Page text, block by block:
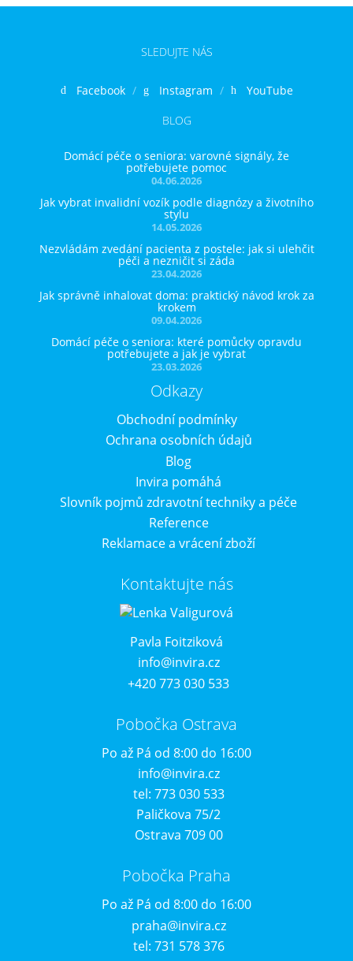
SLEDUJTE NÁS
Facebook Instagram
YouTube
BLOG
04.06.2026
Domácí péče o seniora: varovné signály, že
potřebujete pomoc
14.05.2026
Jak vybrat invalidní vozík podle diagnózy a životního
stylu
23.04.2026
Nezvládám zvedání pacienta z postele: jak si ulehčit
péči a nezničit si záda
09.04.2026
Jak správně inhalovat doma: praktický návod krok za
krokem
23.03.2026
Domácí péče o seniora: které pomůcky opravdu
potřebujete a jak je vybrat
Odkazy
Obchodní podmínky
Ochrana osobních údajů
Blog
Invira pomáhá
Slovník pojmů zdravotní techniky a péče
Reference
Reklamace a vrácení zboží
Kontaktujte nás
Pavla Foitziková
info@invira.cz
+420 773 030 533
Pobočka Ostrava
Po až Pá od 8:00 do 16:00
info@invira.cz
tel: 773 030 533
Paličkova 75/2
Ostrava 709 00
Pobočka Praha
Po až Pá od 8:00 do 16:00
praha@invira.cz
tel: 731 578 376